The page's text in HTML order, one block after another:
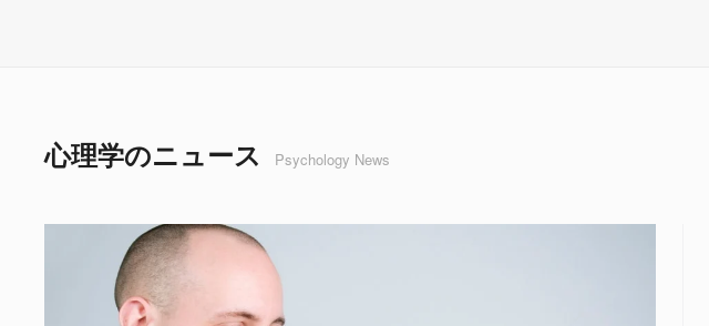
心理学のニュース Psychology News